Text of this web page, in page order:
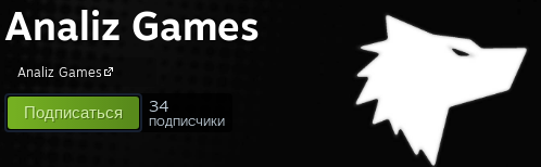
Analiz Games
Analiz Games
Подписаться 34
ПОДПИСЧИКИ